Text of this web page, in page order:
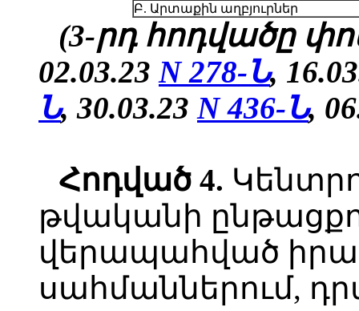
Բ. Արտաքին աղբյուրներ
(3-րդ հոդվածը
02.03.23 N 278-Ն,
Ն, 30.03.23 N 436-Ն,
Հոդված 4.
թվականի
վերապահված
սահմաններում,